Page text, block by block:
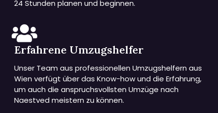
24 Stunden planen und beginnen.
Erfahrene Umzugshelfer
Unser Team aus professionellen Umzugshelfern aus
Wien verfügt über das Know-how und die Erfahrung,
um auch die anspruchsvollsten Umzüge nach
Naestved meistern zu können.